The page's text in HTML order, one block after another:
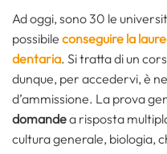
Ad oggi, sono 30 le
possibile conseguire la
dentaria. Si tratta di un
dunque, per accedervi, è
d’ammissione. La prova
domandea risposta
cultura generale, biologia,